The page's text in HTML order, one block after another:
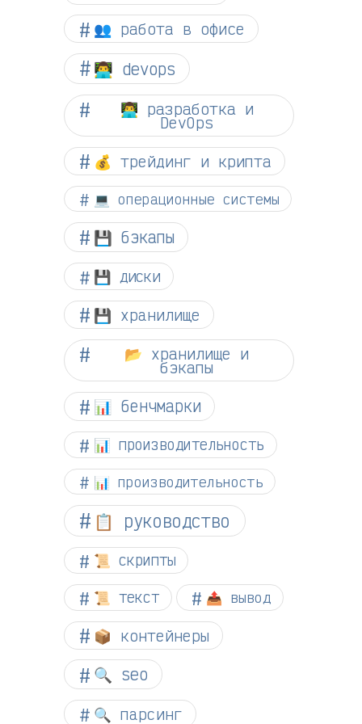
👥 работа в офисе
👨‍💻 devops
👨‍💻 разработка и
DevOps
💰 трейдинг и крипта
💻 операционные системы
💾 бэкапы
💾 диски
💾 хранилище
📂 хранилище и
бэкапы
📊 бенчмарки
📊 производительность
📊 производительность
📋 руководство
📜 скрипты
📜 текст 📤 вывод
📦 контейнеры
🔍 seo
🔍 парсинг